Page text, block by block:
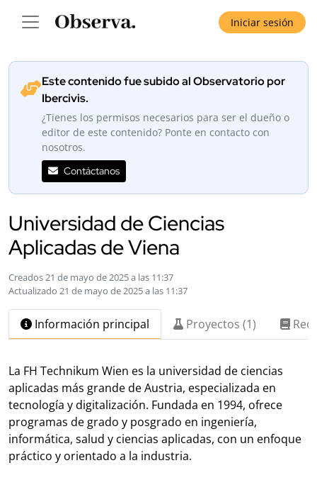
Iniciar sesión
Este contenido fue subido al Observatorio por
Ibercivis.
¿Tienes los permisos necesarios para ser el dueño o
editor de este contenido? Ponte en contacto con
nosotros.
Contáctanos
Universidad de Ciencias
Aplicadas de Viena
Creados 21 de mayo de 2025 a las 11:37
Actualizado 21 de mayo de 2025 a las 11:37
Información principal Proyectos (1)
La FH Technikum Wien es la universidad de ciencias
aplicadas más grande de Austria, especializada en
tecnología y digitalización. Fundada en 1994, ofrece
programas de grado y posgrado en ingeniería,
informática, salud y ciencias aplicadas, con un enfoque
práctico y orientado a la industria.